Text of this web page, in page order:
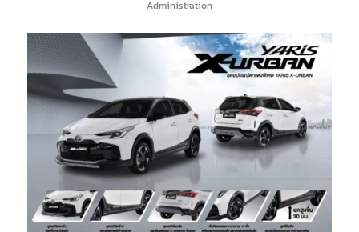
Administration